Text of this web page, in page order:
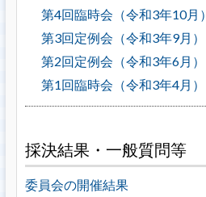
第4回臨時会（令和3年10月）
第3回定例会（令和3年9月）
第2回定例会（令和3年6月）
第1回臨時会（令和3年4月）
採決結果・一般質問等
委員会の開催結果